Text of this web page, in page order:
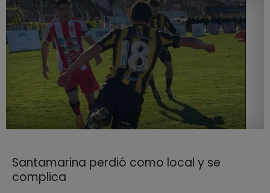
Santamarina perdió como local y se
complica